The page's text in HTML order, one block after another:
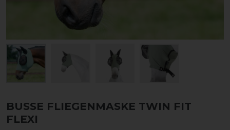
BUSSE FLIEGENMASKE TWIN FIT
FLEXI